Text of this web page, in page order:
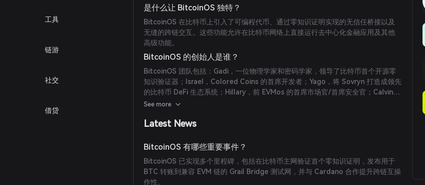
工具
链游
社交
借贷
是什么让 BitcoinOS 独特？
BitcoinOS 在比特币上引入了可编程代币、通过零知识证明实现的无信任桥接以及
无缝的跨链交互。这些功能允许在比特币网络上直接运行去中心化金融应用及其他
高级功能。
BitcoinOS 的创始人是谁？
BitcoinOS 团队包括：Gadi，一位物理学家和密码学家，领导了比特币首个开源零
知识验证器；Israel，Colored Coins 的首席开发者；Yago，将 Sovryn 打造成领先
的比特币 DeFi 生态系统；Hillary，前 EVMos 的首席市场官/首席安全官；Calvin，
前风险投资创始人及 Bitlayer 生态系统负责人；以及 Elan，前微软 Azure 机构销
See more
Latest News
BitcoinOS 有哪些重要事件？
BitcoinOS 已实现多个里程碑，包括在比特币主网验证首个零知识证明，发布用于
BTC 转账到兼容 EVM 链的 Grail Bridge 测试网，并与 Cardano 合作提升跨链互操
作性。